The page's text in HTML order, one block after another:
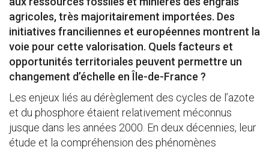
agricoles, très majoritairement importées. Des
initiatives franciliennes et européennes montrent la
voie pour cette valorisation. Quels facteurs et
opportunités territoriales peuvent permettre un
changement d’échelle en Île-de-France ?
Les enjeux liés au dérèglement des cycles de l’azote
et du phosphore étaient relativement méconnus
jusque dans les années 2000. En deux décennies, leur
étude et la compréhension des phénomènes